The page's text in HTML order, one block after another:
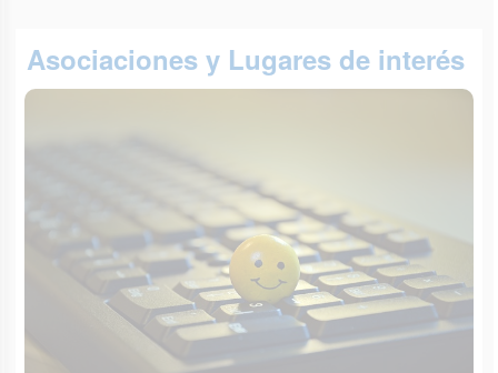
Asociaciones y Lugares de interés